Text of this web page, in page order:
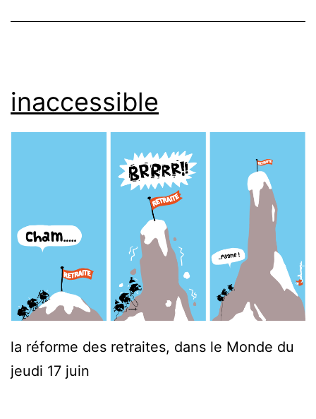
inaccessible
la réforme des retraites, dans le Monde du
jeudi 17 juin